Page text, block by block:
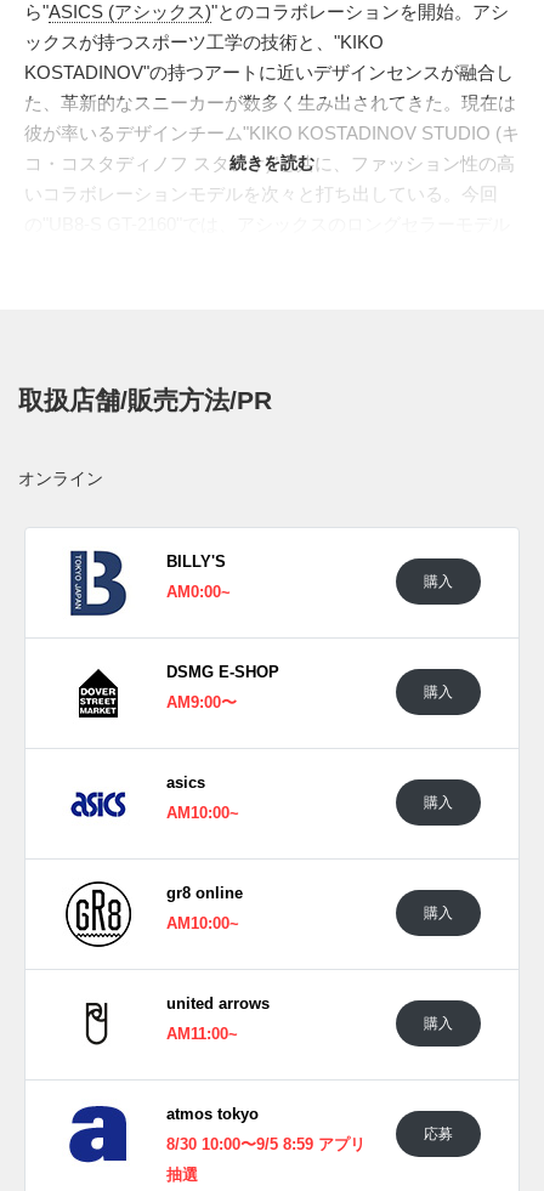
ら"ASICS (アシックス)"とのコラボレーションを開始。アシ
ックスが持つスポーツ工学の技術と、"KIKO
KOSTADINOV"の持つアートに近いデザインセンスが融合し
た、革新的なスニーカーが数多く生み出されてきた。現在は
彼が率いるデザインチーム"KIKO KOSTADINOV STUDIO (キ
コ・コスタディノフ スタジオ)"と共に、ファッション性の高
いコラボレーションモデルを次々と打ち出している。今回
しつつ魅力溢れる色合いで構成。どちらもオープンメッシュ
を高めている。
海外では2024年8月よりアシックス取扱店にて発売開始。価
格は€150。
日本国内では2024年9月6日にアシックス取扱店にて発売予
定。価格は20,900円 (税込)。 また新たな情報が入り次第、ス
BROWN STORM(1203A641-200)
続きを読む
取扱店舗/販売方法/PR
オンライン
BILLY'S
AM0:00~
購入
DSMG E-SHOP
AM9:00〜
購入
asics
AM10:00~
購入
gr8 online
AM10:00~
購入
united arrows
AM11:00~
購入
atmos tokyo
8/30 10:00〜9/5 8:59 アプリ
抽選
応募